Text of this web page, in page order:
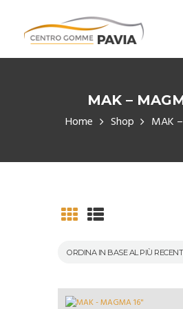
MAK –
Home Shop MAK